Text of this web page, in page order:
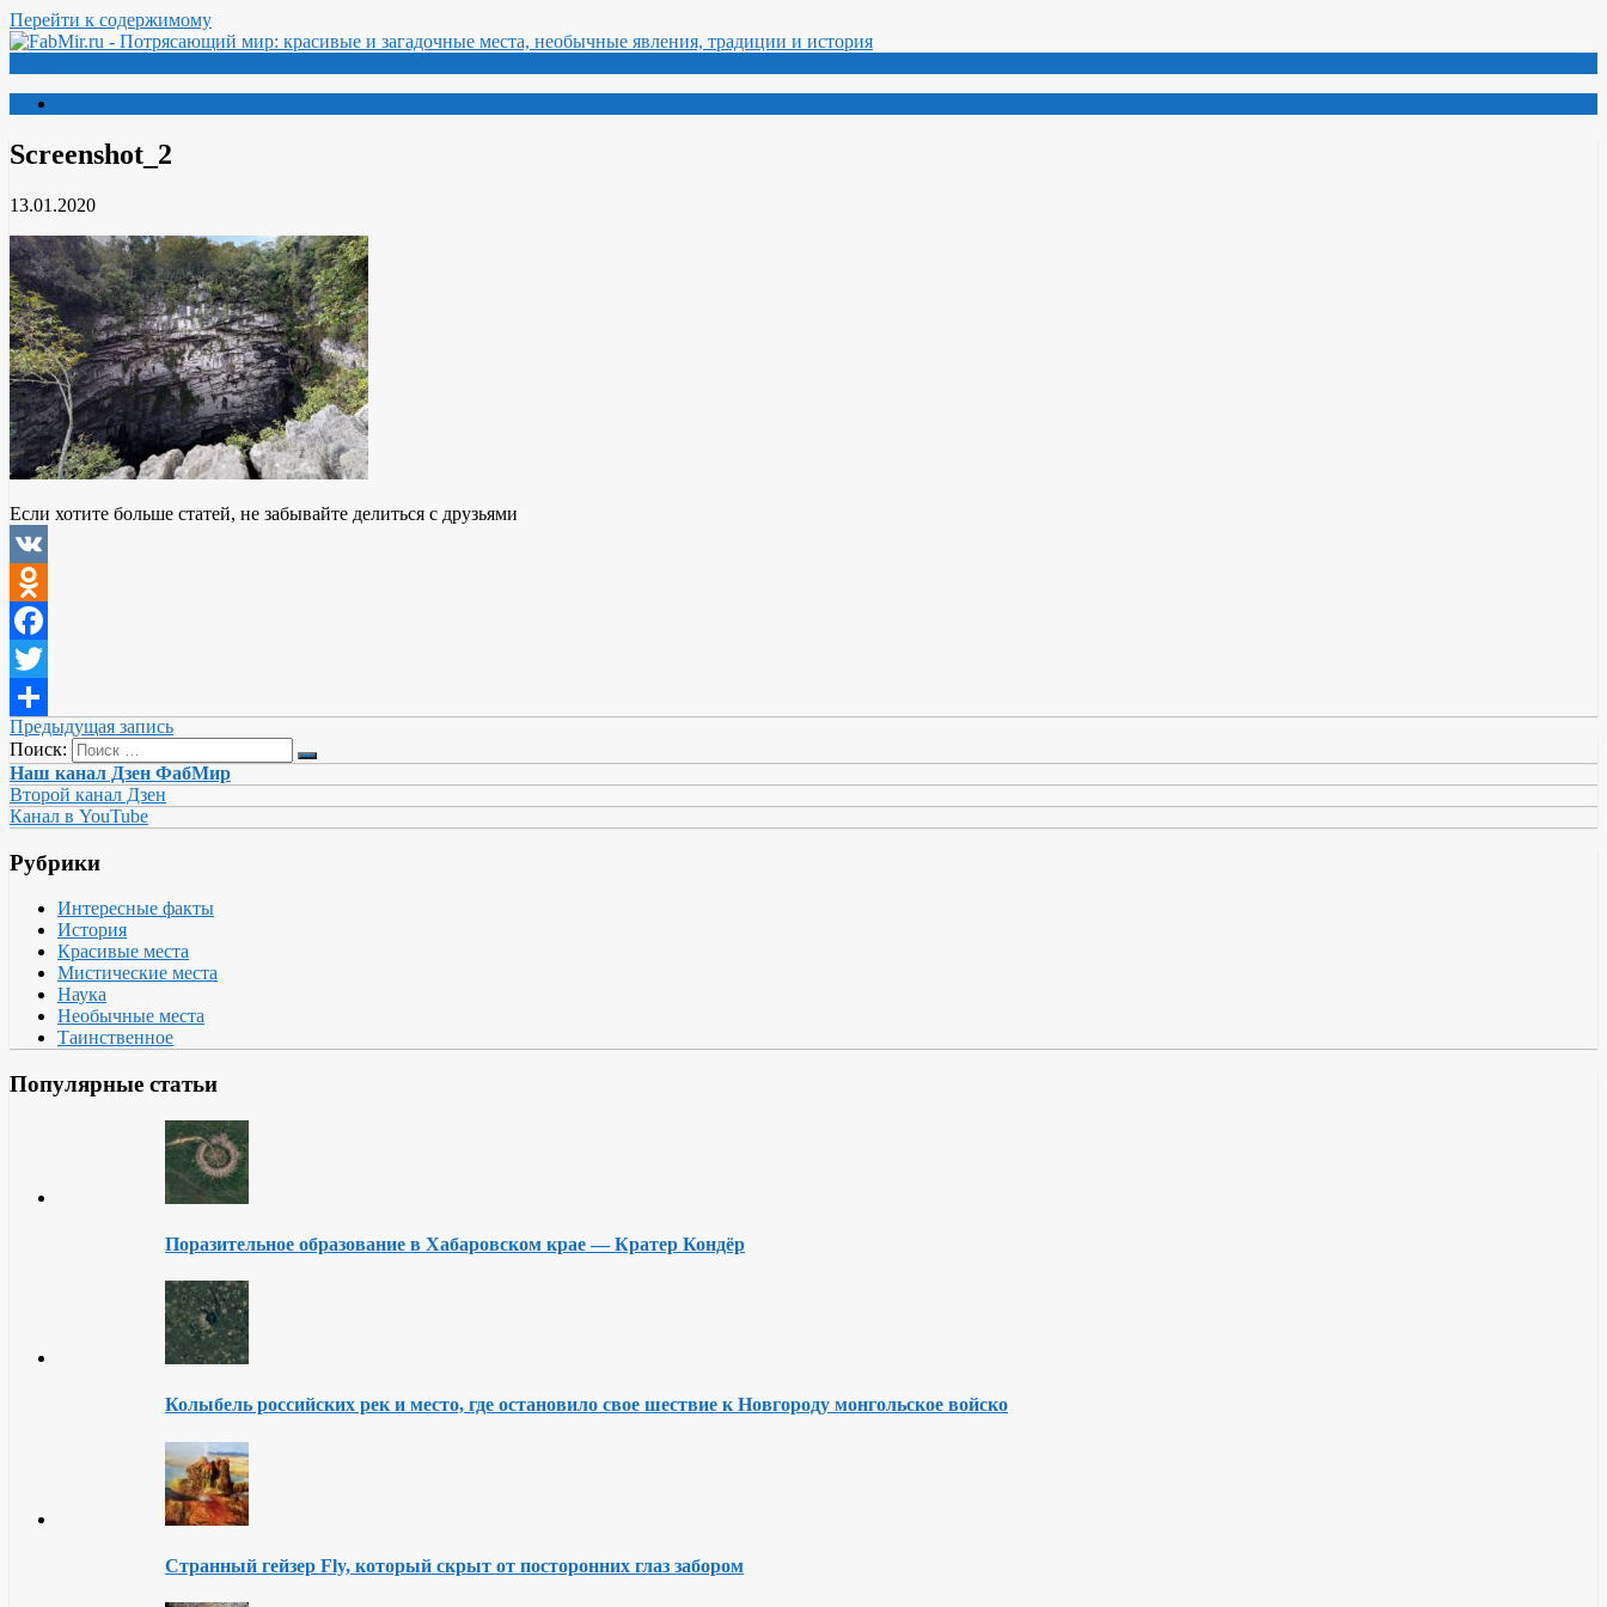
Перейти к содержимому
Screenshot_2
13.01.2020
Если хотите больше статей, не забывайте делиться с друзьями
VK
Odnoklassniki
Facebook
Twitter
Отправить
Предыдущая запись
Поиск:
Наш канал Дзен ФабМир
Второй канал Дзен
Канал в YouTube
Рубрики
Интересные факты
История
Красивые места
Мистические места
Наука
Необычные места
Таинственное
Популярные статьи
Поразительное образование в Хабаровском крае — Кратер Кондёр
Колыбель российских рек и место, где остановило свое шествие к Новгороду монгольское войско
Странный гейзер Fly, который скрыт от посторонних глаз забором